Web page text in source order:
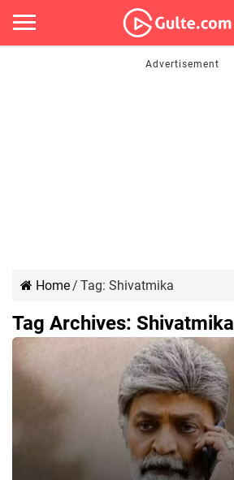
Home/ Tag: Shivatmika
Tag Archives: Shivatmika